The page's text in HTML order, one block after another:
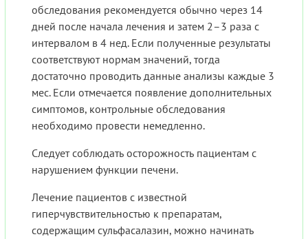
обследования рекомендуется обычно через 14
дней после начала лечения и затем 2–3 раза с
интервалом в 4 нед. Если полученные результаты
соответствуют нормам значений, тогда
достаточно проводить данные анализы каждые 3
мес. Если отмечается появление дополнительных
симптомов, контрольные обследования
необходимо провести немедленно.
Следует соблюдать осторожность пациентам с
нарушением функции печени.
Лечение пациентов с известной
гиперчувствительностью к препаратам,
содержащим сульфасалазин, можно начинать